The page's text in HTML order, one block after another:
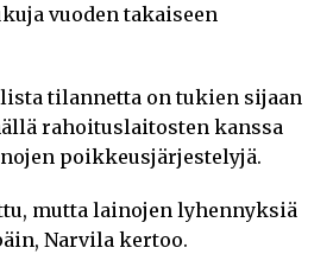
vuoden takaiseen
tilannetta on tukien sijaan
rahoituslaitosten kanssa
poikkeusjärjestelyjä.
mutta lainojen lyhennyksiä
Narvila kertoo.